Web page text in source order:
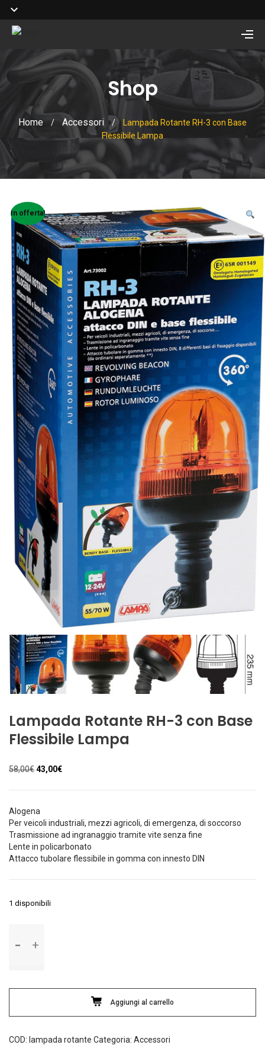
Shop
Home / Accessori /
Lampada Rotante RH-3 con Base
Flessibile Lampa
In offerta!
Lampada Rotante RH-3 con Base
Flessibile Lampa
58,00€Il
originale
58,00€.
43,00€Il
attuale
Alogena
Per veicoli industriali, mezzi agricoli, di emergenza, di soccorso
Trasmissione ad ingranaggio tramite vite senza fine
Lente in policarbonato
Attacco tubolare flessibile in gomma con innesto DIN
1 disponibili
Rotante
con
Flessibile
quantità
Aggiungi al carrello
COD: lampada rotante Categoria: Accessori